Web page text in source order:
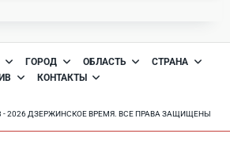
ГОРОД ОБЛАСТЬ
СТРАНА
КОНТАКТЫ
- 2026 ДЗЕРЖИНСКОЕ ВРЕМЯ. ВСЕ ПРАВА ЗАЩИЩЕНЫ